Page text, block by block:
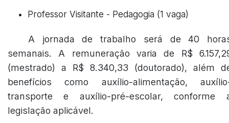
Professor Visitante - Pedagogia (1 vaga)
A jornada de trabalho será de 40
semanais. A remuneração varia de R$
(mestrado) a R$ 8.340,33 (doutorado), além
benefícios como auxílio-alimentação,
transporte e auxílio-pré-escolar, conforme
legislação aplicável.